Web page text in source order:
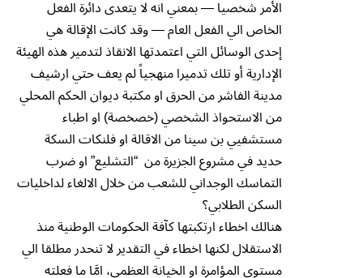
الأمر شخصيا — بمعني انه لا يتعدى دائرة الفعل
الخاص الي الفعل العام — وقد كانت الإقالة هي
إحدى الوسائل التي اعتمدتها الانقاذ لتدمير هذه الهيئة
الإدارية أو تلك تدميرا منهجياً لم يعف حتي ارشيف
مدينة الفاشر من الحرق او مكتبة ديوان الحكم المحلي
من الاستحواذ الشخصي (خصخصة) او اطباء
مستشفيي بن سينا من الاقالة او فلنكات السكة
حديد في مشروع الجزيرة من “التشليع” او ضرب
التماسك الوجداني للشعب من خلال الالغاء لداخليات
السكن الطلابي؟
هنالك اخطاء ارتكبتها كآفة الحكومات الوطنية منذ
الاستقلال لكنها اخطاء في التقدير لا تنحدر مطلقا الي
مستوي المؤامرة او الخيانة العظمي، امَّا ما فعلته